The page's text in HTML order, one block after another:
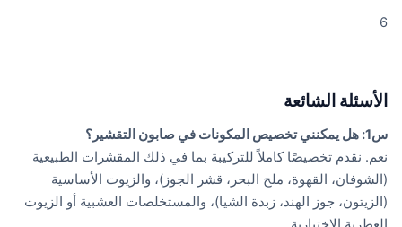
6
الأسئلة الشائعة
س1: هل يمكنني تخصيص المكونات في صابون التقشير؟
نعم. نقدم تخصيصًا كاملاً للتركيبة بما في ذلك المقشرات الطبيعية
(الشوفان، القهوة، ملح البحر، قشر الجوز)، والزيوت الأساسية
(الزيتون، جوز الهند، زبدة الشيا)، والمستخلصات العشبية أو الزيوت